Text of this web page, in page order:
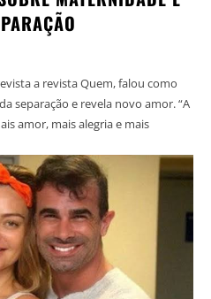
a revista Quem, falou como
e revela novo amor. “A
amor, mais alegria e mais